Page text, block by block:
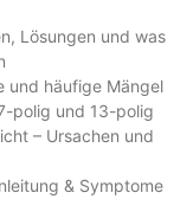
Lösungen und was
und häufige Mängel
polig und 13-polig
– Ursachen und
& Symptome